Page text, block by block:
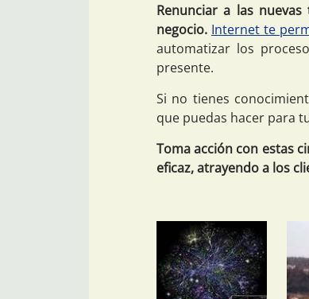
Renunciar a las
negocio. Internet te
automatizar los
presente.
Si no tienes
que puedas hacer para
Toma acción con estas
eficaz, atrayendo a los